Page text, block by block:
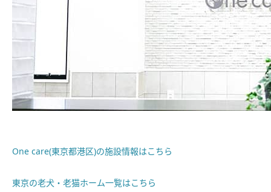
One care(東京都港区)の施設情報はこちら
東京の老犬・老猫ホーム一覧はこちら